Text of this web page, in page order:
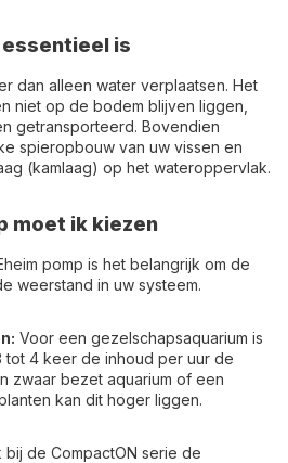
is
dan alleen water verplaatsen. Het
niet op de bodem blijven liggen,
getransporteerd. Bovendien
spieropbouw van uw vissen en
(kamlaag) op het wateroppervlak.
moet ik kiezen
pomp is het belangrijk om de
weerstand in uw systeem.
Voor een gezelschapsaquarium is
tot 4 keer de inhoud per uur de
zwaar bezet aquarium of een
kan dit hoger liggen.
bij de CompactON serie de